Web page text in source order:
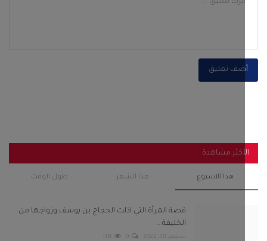
تعليق
مشاهدة
هذا الاسبوع هذا الشهر طول الوقت
قصة المرأة التي اذلت الحجاج بن يوسف وزواجها من
الخليفة...
0
118